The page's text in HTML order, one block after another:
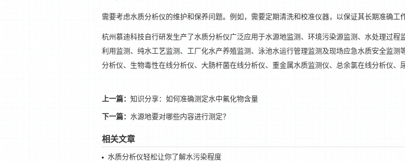
需要考虑水质分析仪的维护和保养问题。例如，需要定期清洗和校准仪器，以保证其长期准确工作
杭州慕迪科技自行研发生产了水质分析仪广泛应用于水源地监测、环境污染源监测、水处理过
利用监测、纯水工艺监测、工厂化水产养殖监测、泳池水运行管理监测及现场应急水质安全监
分析仪、生物毒性在线分析仪、 大肠杆菌在线分析仪、重金属水质监测仪、总余氯在线分析仪、
上一篇： 知识分享：如何准确测定水中氟化物含量
下一篇： 水源地要对哪些内容进行测定？
相关文章
水质分析仪轻松让你了解水污染程度